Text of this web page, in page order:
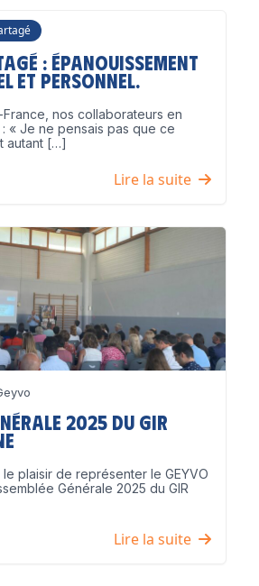
: épanouissement
ET personnel.
nos collaborateurs en
« Je ne pensais pas que ce
autant […]
Lire la suite
2025 du GIR
plaisir de représenter le GEYVO
Générale 2025 du GIR
Lire la suite